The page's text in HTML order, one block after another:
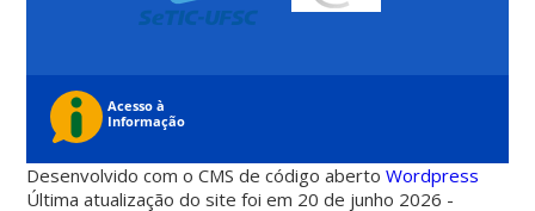
Desenvolvido com o CMS de código abertoWordpress
Última atualização do site foi em 20 de junho 2026 -